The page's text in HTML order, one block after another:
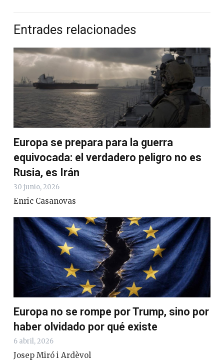
Entrades relacionades
Europa se prepara para la guerra
equivocada: el verdadero peligro no es
Rusia, es Irán
30 junio, 2026
Enric Casanovas
Europa no se rompe por Trump, sino por
haber olvidado por qué existe
6 abril, 2026
Josep Miró i Ardèvol